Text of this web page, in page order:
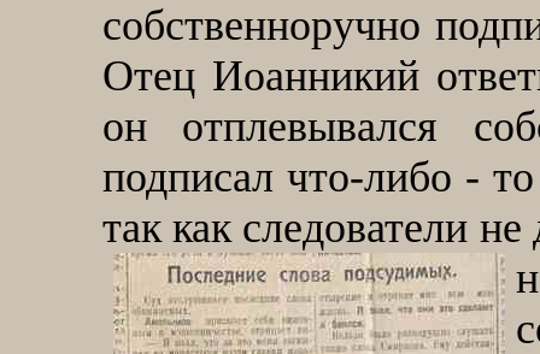
собственноручно
Отец Иоанникий
он отплевывался
подписал что-либо -
так как следователи